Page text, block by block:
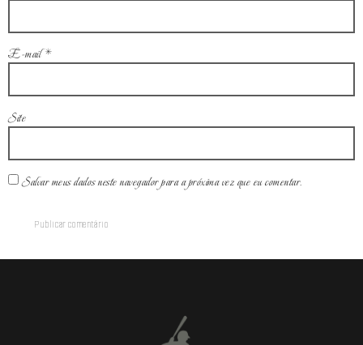
E-mail*
Site
Salvar meus dados neste navegador para a próxima vez que eu comentar.